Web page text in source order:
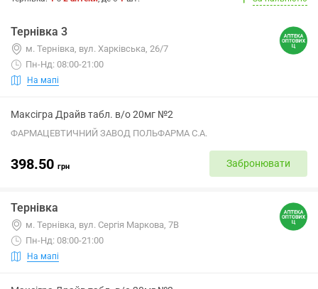
Тернівка 3
м. Тернівка, вул. Харківська, 26/7
Пн-Нд: 08:00-21:00
На мапі
Максігра Драйв табл. в/о 20мг №2
ФАРМАЦЕВТИЧНИЙ ЗАВОД ПОЛЬФАРМА С.А.
398.50 грн Забронювати
Тернівка
м. Тернівка, вул. Сергія Маркова, 7В
Пн-Нд: 08:00-21:00
На мапі